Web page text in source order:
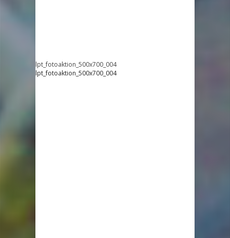
lpt_fotoaktion_500x700_004
lpt_fotoaktion_500x700_004